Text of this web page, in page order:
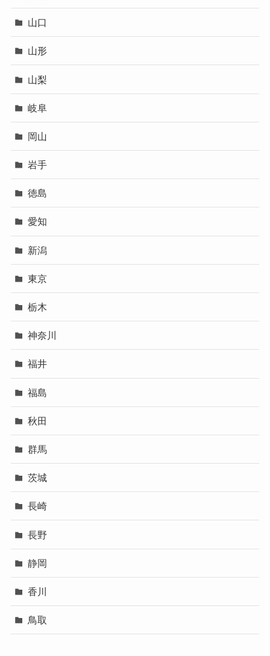
山口
山形
山梨
岐阜
岡山
岩手
徳島
愛知
新潟
東京
栃木
神奈川
福井
福島
秋田
群馬
茨城
長崎
長野
静岡
香川
鳥取